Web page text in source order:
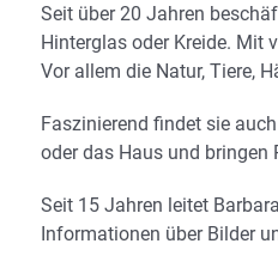
Seit über 20 Jahren
Hinterglas oder Kreide. Mit
Vor allem die Natur, Tiere,
Faszinierend findet sie
oder das Haus und bringen
Seit 15 Jahren leitet
Informationen über Bilder